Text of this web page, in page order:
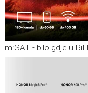
m:SAT - bilo gdje u BiH